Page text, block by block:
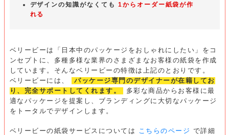
デザインの知識がなくても 1からオーダー紙袋が作
れる
ベリービーは「日本中のパッケージをおしゃれにしたい」をコ
ンセプトに、多種多様な業界のさまざまなお客様の紙袋を作成
しています。そんなベリービーの特徴は上記のとおりです。
ベリービーには、
パッケージ専門のデザイナーが在籍してお
り、完全サポートしてくれます。
多彩な商品からお客様に最
適なパッケージを提案し、ブランディングに大切なパッケージ
をトータルでデザインします。
ベリービーの紙袋サービスについては こちらのページ で詳細